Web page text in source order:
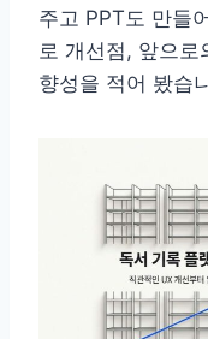
주고 PPT도 만들
로 개선점, 앞으로
향성을 적어 봤습